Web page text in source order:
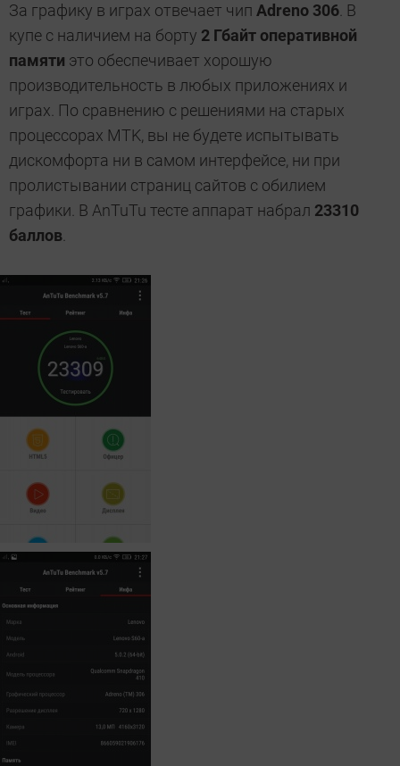
За графику в играх отвечает чип Adreno 306. В
купе с наличием на борту 2 Гбайт оперативной
памяти это обеспечивает хорошую
производительность в любых приложениях и
играх. По сравнению с решениями на старых
процессорах MTK, вы не будете испытывать
дискомфорта ни в самом интерфейсе, ни при
пролистывании страниц сайтов с обилием
графики. В AnTuTu тесте аппарат набрал 23310
баллов.